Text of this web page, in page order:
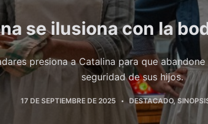
se ilusiona con la
presiona a Catalina para que
seguridad de sus hijos.
17 DE SEPTIEMBRE DE 2025 DESTACADO,